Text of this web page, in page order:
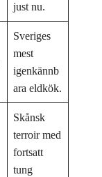
just nu.
Sveriges
mest
igenkännb
ara eldkök.
Skånsk
terroir med
fortsatt
tung